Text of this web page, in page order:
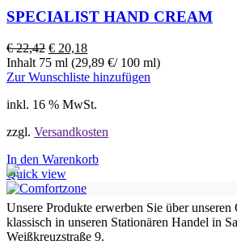
SPECIALIST HAND CREAM
€22,42 € 20,18
Inhalt 75 ml (29,89 €/ 100 ml)
Zur Wunschliste hinzufügen
inkl. 16 % MwSt.
zzgl. Versandkosten
In den Warenkorb
Quick view
Unsere Produkte erwerben Sie über
klassisch in unseren Stationären Handel in
Weißkreuzstraße 9.